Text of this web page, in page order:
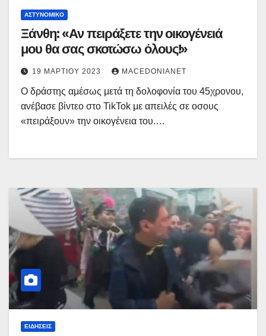
ΑΣΤΥΝΟΜΙΚΌ
Ξάνθη: «Αν πειράξετε την οικογένειά
μου θα σας σκοτώσω όλους!»
19 ΜΑΡΤΊΟΥ 2023 MACEDONIANET
Ο δράστης αμέσως μετά τη δολοφονία του 45χρονου,
ανέβασε βίντεο στο TikTok με απειλές σε οσους
«πειράξουν» την οικογένεια του.…
ΕΙΔΉΣΕΙΣ